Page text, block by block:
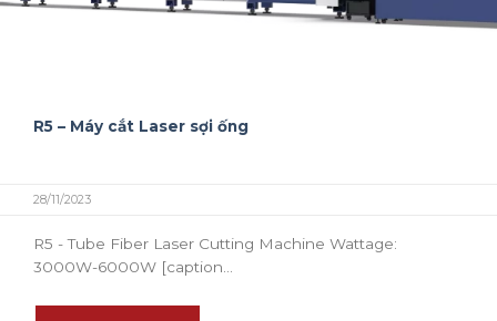
R5 – Máy cắt Laser sợi ống
28/11/2023
R5 - Tube Fiber Laser Cutting Machine Wattage:
3000W-6000W [caption...